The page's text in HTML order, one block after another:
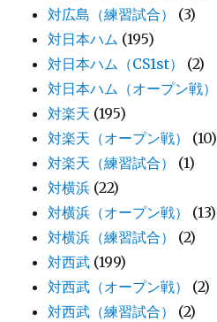
対広島（練習試合）
(3)
対日本ハム (195)
対日本ハム（CS1st）
(2)
対日本ハム（オープン戦）
対楽天 (195)
対楽天（オープン戦）
(10)
対楽天（練習試合）
(1)
対横浜 (22)
対横浜（オープン戦）
(13)
対横浜（練習試合）
(2)
対西武 (199)
対西武（オープン戦）
(2)
対西武（練習試合）
(2)